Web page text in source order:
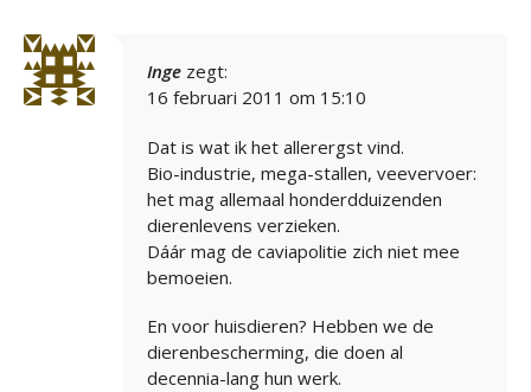
Inge zegt:
16 februari 2011 om 15:10
Dat is wat ik het allerergst vind.
Bio-industrie, mega-stallen, veevervoer:
het mag allemaal honderdduizenden
dierenlevens verzieken.
Dáár mag de caviapolitie zich niet mee
bemoeien.
En voor huisdieren? Hebben we de
dierenbescherming, die doen al
decennia-lang hun werk.